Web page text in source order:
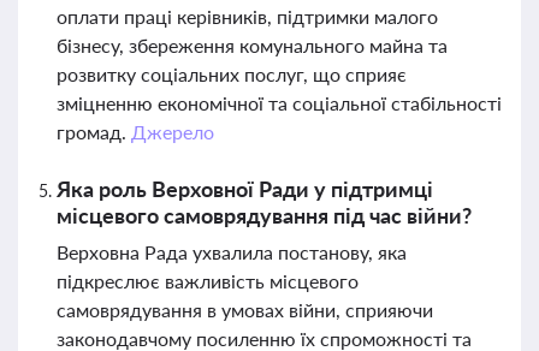
оплати праці керівників, підтримки малого
бізнесу, збереження комунального майна та
розвитку соціальних послуг, що сприяє
зміцненню економічної та соціальної стабільності
громад. Джерело
Яка роль Верховної Ради у підтримці
місцевого самоврядування під час війни?
Верховна Рада ухвалила постанову, яка
підкреслює важливість місцевого
самоврядування в умовах війни, сприяючи
законодавчому посиленню їх спроможності та